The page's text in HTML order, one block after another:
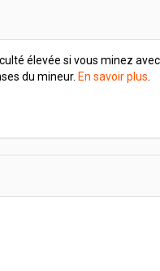
élevée si vous minez avec
du mineur. En savoir plus